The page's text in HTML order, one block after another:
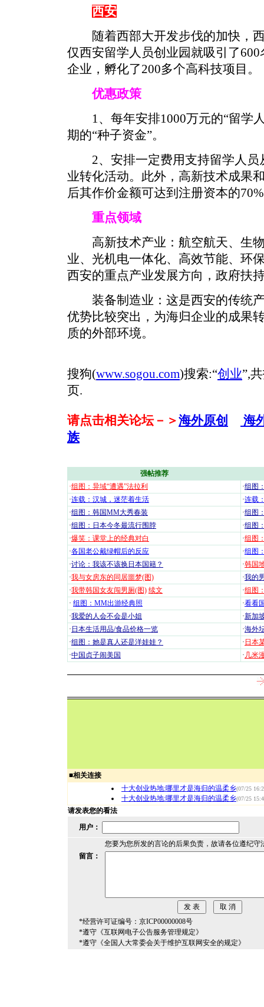
西安
随着西部大开发步伐的加快，西
仅西安留学人员创业园就吸引了
企业，孵化了200多个高科技项目。
优惠政策
1、每年安排1000万元的“留学
期的“种子资金”。
2、安排一定费用支持留学人员
业转化活动。此外，高新技术成果
后其作价金额可达到注册资本的
重点领域
高新技术产业：航空航天、生物
业、光机电一体化、高效节能、环
西安的重点产业发展方向，政府扶
装备制造业：这是西安的传统产
优势比较突出，为海归企业的成果
质的外部环境。
搜狗(www.sogou.com)搜索:“创业”,
页.
请点击相关论坛－＞海外原创
海
族
强帖推荐
·组图：异域“遭遇”法拉利 ·组图
·连载：汉城，迷茫着生活 ·连载
·组图：韩国MM大秀春装 ·组图
·组图：日本今冬最流行围脖 ·组图
·爆笑：课堂上的经典对白 ·组图
·各国老公戴绿帽后的反应 ·组图
·讨论：我该不该换日本国籍？ ·韩国
·我与女房东的同居噩梦(图) ·我的
·我带韩国女友闯男厕(图) 续文 ·组图
· 组图：MM出游经典照 ·看看
·我爱的人会不会是小姐 ·新加
· 日本生活用品/食品价格一览 ·海外
·组图：她是真人还是洋娃娃？ · 日本
·中国贞子闹美国 · 几米
■相关连接
十大创业热地:哪里才是海归的温柔乡(07/25
十大创业热地:哪里才是海归的温柔乡(07/25
请发表您的看法
用户：
您要为您所发的言论的后果负责，故请各位遵纪守
留言：
*经营许可证编号：京ICP00000008号
*遵守《互联网电子公告服务管理规定》
*遵守《全国人大常委会关于维护互联网安全的规定》